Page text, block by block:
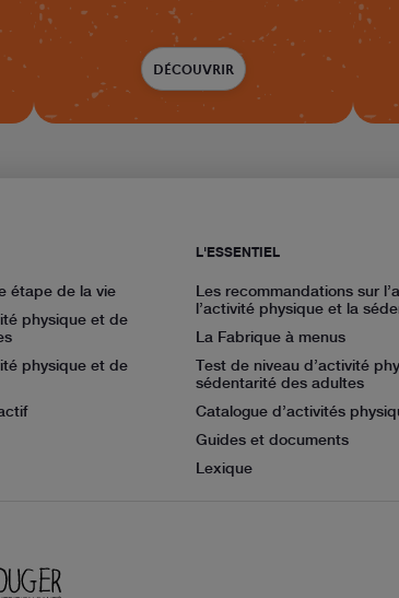
DÉCOUVRIR
étape de la vie
physique et de
physique et de
L'ESSENTIEL
Les recommandations sur
l’activité physique et la
La Fabrique à menus
Test de niveau d’activité
sédentarité des adultes
Catalogue d’activités
Guides et documents
Lexique